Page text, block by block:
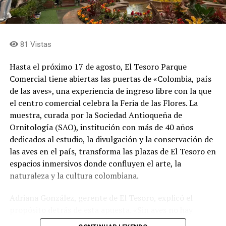
81 Vistas
Hasta el próximo 17 de agosto, El Tesoro Parque
Comercial tiene abiertas las puertas de «Colombia, país
de las aves», una experiencia de ingreso libre con la que
el centro comercial celebra la Feria de las Flores. La
muestra, curada por la Sociedad Antioqueña de
Ornitología (SAO), institución con más de 40 años
dedicados al estudio, la divulgación y la conservación de
las aves en el país, transforma las plazas de El Tesoro en
espacios inmersivos donde confluyen el arte, la
naturaleza y la cultura colombiana.
flores. Por esta razón abrimos nuestra celebración de la